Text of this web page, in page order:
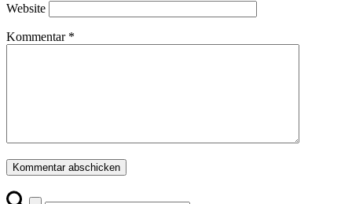
Website
Kommentar *